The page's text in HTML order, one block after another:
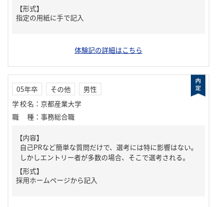
【形式】
指定の用紙に手で記入
体験記の詳細はこちら
05年卒 その他
男性
学校名 ： 京都産業大学
職種 ： 事務総合職
【内容】
自己PRなど簡単な質問だけで、選考には特に影響はない。
しかしエントリー者が多数の場合、そこで選考される。
【形式】
採用ホームページから記入